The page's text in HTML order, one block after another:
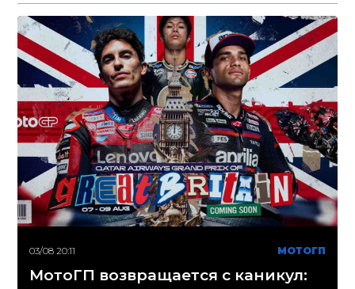
03/08 20:11 МОТОГП
МотоГП возвращается с каникул: